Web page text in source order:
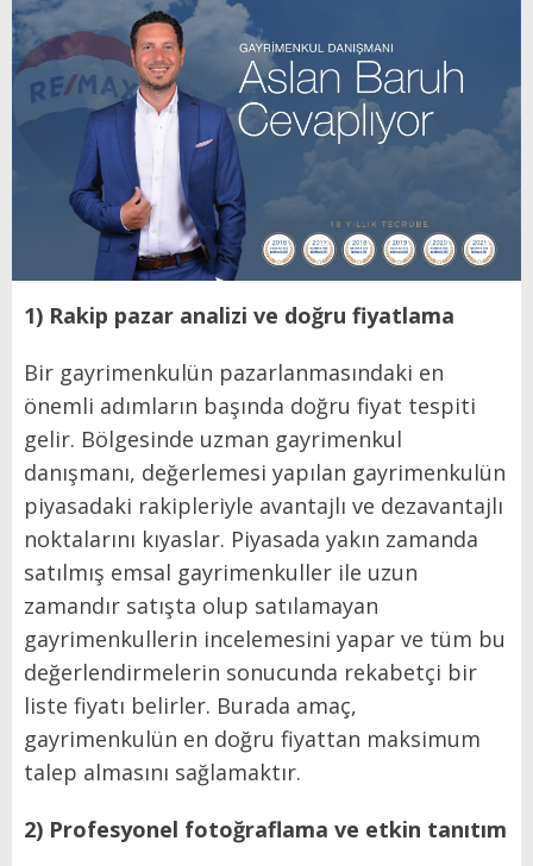
1) Rakip pazar analizi ve doğru fiyatlama
Bir gayrimenkulün pazarlanmasındaki en
önemli adımların başında doğru fiyat tespiti
gelir. Bölgesinde uzman gayrimenkul
danışmanı, değerlemesi yapılan gayrimenkulün
piyasadaki rakipleriyle avantajlı ve dezavantajlı
noktalarını kıyaslar. Piyasada yakın zamanda
satılmış emsal gayrimenkuller ile uzun
zamandır satışta olup satılamayan
gayrimenkullerin incelemesini yapar ve tüm bu
değerlendirmelerin sonucunda rekabetçi bir
liste fiyatı belirler. Burada amaç,
gayrimenkulün en doğru fiyattan maksimum
talep almasını sağlamaktır.
2) Profesyonel fotoğraflama ve etkin tanıtım